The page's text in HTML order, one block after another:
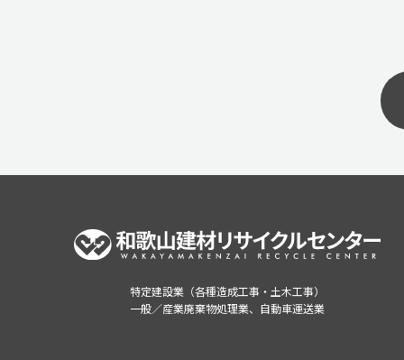
特定建設業（各種造成工事・土木工事）
一般／産業廃棄物処理業、自動車運送業